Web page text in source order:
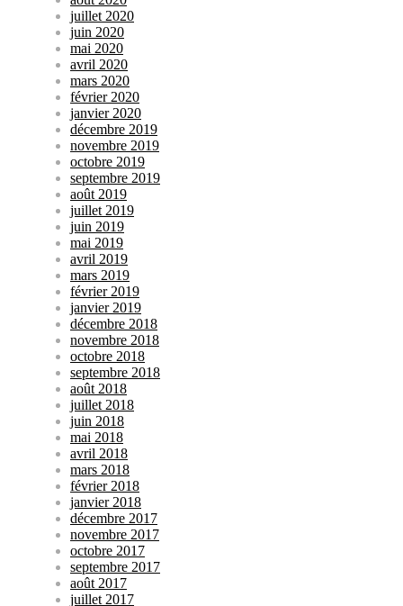
juillet 2020
juin 2020
mai 2020
avril 2020
mars 2020
février 2020
janvier 2020
décembre 2019
novembre 2019
octobre 2019
septembre 2019
août 2019
juillet 2019
juin 2019
mai 2019
avril 2019
mars 2019
février 2019
janvier 2019
décembre 2018
novembre 2018
octobre 2018
septembre 2018
août 2018
juillet 2018
juin 2018
mai 2018
avril 2018
mars 2018
février 2018
janvier 2018
décembre 2017
novembre 2017
octobre 2017
septembre 2017
août 2017
juillet 2017